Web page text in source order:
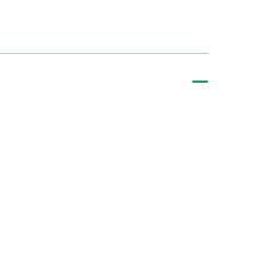
analyses de KB
de NinjaOne !